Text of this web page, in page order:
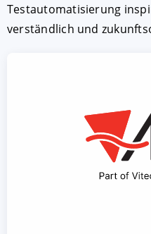
Testautomatisierung
verständlich und